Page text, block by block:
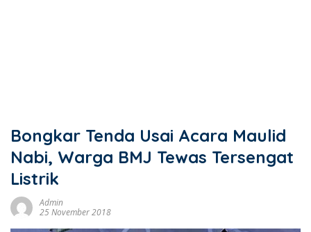
Bongkar Tenda Usai Acara Maulid
Nabi, Warga BMJ Tewas Tersengat
Listrik
Admin
25 November 2018